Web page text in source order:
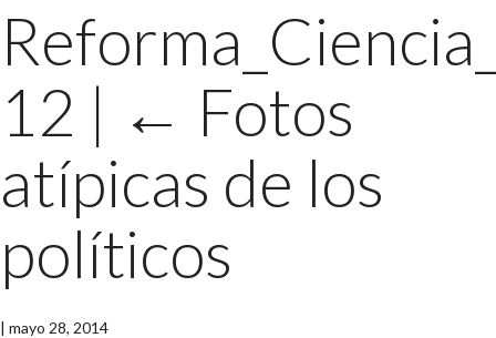
12 | ← Fotos
atípicas de los
políticos
| mayo 28, 2014